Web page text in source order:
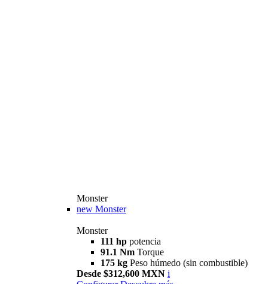
Monster
new Monster
Monster
111 hp potencia
91.1 Nm Torque
175 kg Peso húmedo (sin combustible)
Desde $312,600 MXN i